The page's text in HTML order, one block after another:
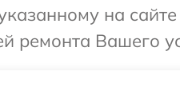
на сайте
ремонта Вашего